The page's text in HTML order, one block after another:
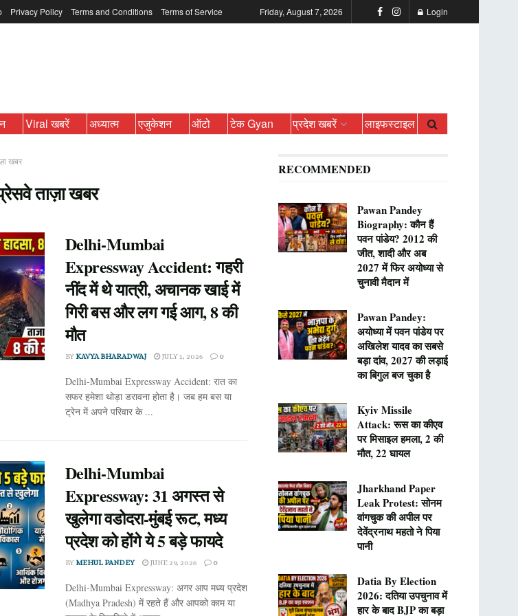
Privacy Policy Terms and Conditions Terms of Service Friday, August 7, 2026 Login
Viral खबरें अध्यात्म एजुकेशन ऑटो टेक Gyan प्रदेश खबरें लाइफस्टाइल
खबर
ताज़ा खबर
Delhi-Mumbai
Expressway Accident: गहरी
नींद में थे यात्री, अचानक खाई में
गिरी बस और लग गई आग, 8 की
मौत
BY KAVYA BHARADWAJ JULY 1, 2026 0
Delhi-Mumbai Expressway Accident: रात का
सफर हमेशा थोड़ा डरावना होता है। जब हम बस या
ट्रेन में अपने परिवार के ...
Delhi-Mumbai
Expressway: 31 अगस्त से
खुलेगा वडोदरा-मुंबई रूट, मध्य
प्रदेश को होंगे ये 5 बड़े फायदे
BY MEHUL PANDEY JUNE 29, 2026 0
Delhi-Mumbai Expressway: अगर आप मध्य प्रदेश
(Madhya Pradesh) में रहते हैं और आपको काम या
RECOMMENDED
Pawan Pandey
Biography: कौन हैं
पवन पांडेय? 2012 की
जीत, शादी और अब
2027 में फिर अयोध्या से
चुनावी मैदान में
Pawan Pandey:
अयोध्या में पवन पांडेय पर
अखिलेश यादव का सबसे
बड़ा दांव, 2027 की लड़ाई
का बिगुल बज चुका है
Kyiv Missile
Attack: रूस का कीएव
पर मिसाइल हमला, 2 की
मौत, 22 घायल
Jharkhand Paper
Leak Protest: सोनम
वांगचुक की अपील पर
देवेंद्रनाथ महतो ने पिया
पानी
Datia By Election
2026: दतिया उपचुनाव में
हार के बाद BJP का बड़ा